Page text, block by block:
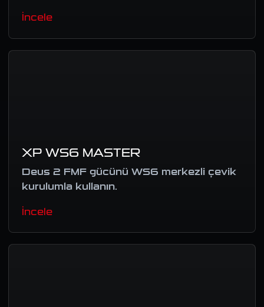
İncele
XP WS6 MASTER
Deus 2 FMF gücünü WS6 merkezli çevik
kurulumla kullanın.
İncele